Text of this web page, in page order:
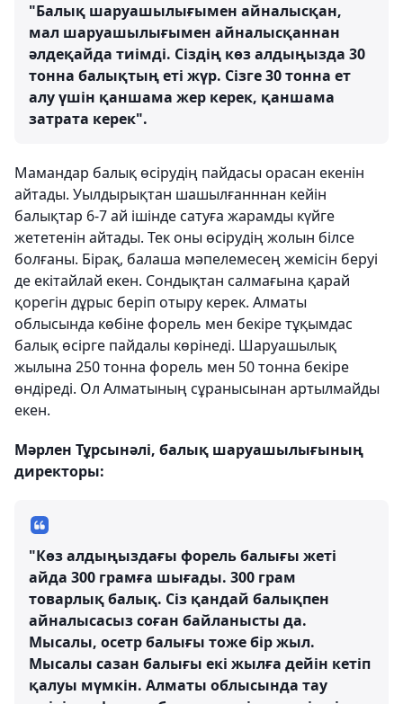
"Балық шаруашылығымен айналысқан,
мал шаруашылығымен айналысқаннан
әлдеқайда тиімді. Сіздің көз алдыңызда 30
тонна балықтың еті жүр. Сізге 30 тонна ет
алу үшін қаншама жер керек, қаншама
затрата керек".
Мамандар балық өсірудің пайдасы орасан екенін
айтады. Уылдырықтан шашылғанннан кейін
балықтар 6-7 ай ішінде сатуға жарамды күйге
жететенін айтады. Тек оны өсірудің жолын білсе
болғаны. Бірақ, балаша мәпелемесең жемісін беруі
де екітайлай екен. Сондықтан салмағына қарай
қорегін дұрыс беріп отыру керек. Алматы
облысында көбіне форель мен бекіре тұқымдас
балық өсірге пайдалы көрінеді. Шаруашылық
жылына 250 тонна форель мен 50 тонна бекіре
өндіреді. Ол Алматының сұранысынан артылмайды
екен.
Мәрлен Тұрсынәлі, балық шаруашылығының
директоры:
"Көз алдыңыздағы форель балығы жеті
айда 300 грамға шығады. 300 грам
товарлық балық. Сіз қандай балықпен
айналысасыз соған байланысты да.
Мысалы, осетр балығы тоже бір жыл.
Мысалы сазан балығы екі жылға дейін кетіп
қалуы мүмкін. Алматы облысында тау